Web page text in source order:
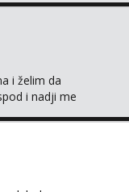
i želim da
i nadji me